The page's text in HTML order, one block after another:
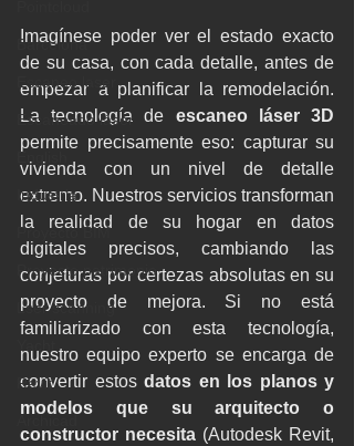
Barcelona
Escaneo laser
Escaneado láser
English
Industria
Proyecto BIM
Proyecto patrimonio
Lser scanning
Revit
Imagínese poder ver el estado exacto
de su casa, con cada detalle, antes de
empezar a planificar la remodelación.
La tecnología de
permite precisamente eso: capturar su
vivienda con un nivel de detalle
extremo. Nuestros servicios transforman
la realidad de su hogar en datos
digitales precisos, cambiando las
conjeturas por certezas absolutas en su
proyecto de mejora. Si no está
familiarizado con esta tecnología,
nuestro equipo experto se encarga de
convertir estos datos en los planos y
modelos que su arquitecto o
constructor necesita (Autodesk Revit,